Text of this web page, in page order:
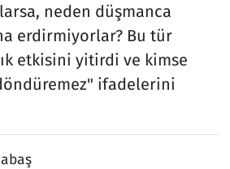
neden düşmanca
erdirmiyorlar? Bu tür
etkisini yitirdi ve kimse
ifadelerini